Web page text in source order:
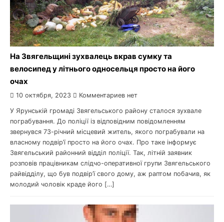
На Звягельщині зухвалець вкрав сумку та
велосипед у літнього односельця просто на його
очах
10 октября, 2023 Комментариев нет
У Ярунській громаді Звягельського району сталося зухвале
пограбування. До поліції із відповідним повідомленням
звернувся 73-річний місцевий житель, якого пограбували на
власному подвір’ї просто на його очах. Про таке інформує
Звягельський районний відділ поліції. Так, літній заявник
розповів працівникам слідчо-оперативної групи Звягельського
райвідділу, що був подвір’ї свого дому, аж раптом побачив, як
молодий чоловік краде його […]